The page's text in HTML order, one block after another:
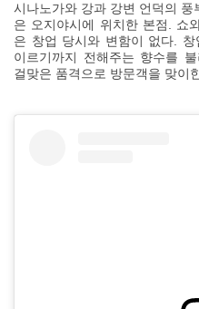
시나노가와 강과 강변 언덕의
은 오지야시에 위치한 본점. 쇼
은 창업 당시와 변함이 없다.
이르기까지 전해주는 향수를
걸맞은 품격으로 방문객을 맞이